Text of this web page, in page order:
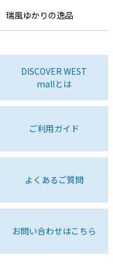
瑞風ゆかりの逸品
DISCOVER WEST
mallとは
ご利用ガイド
よくあるご質問
お問い合わせはこちら